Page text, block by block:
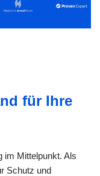
für Ihre
im Mittelpunkt. Als
Schutz und